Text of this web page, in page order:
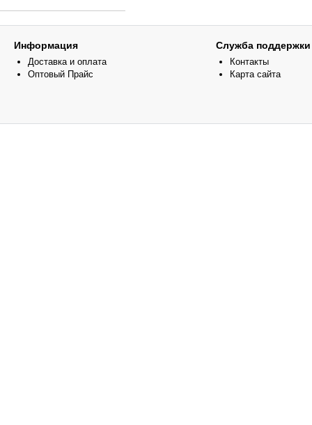
Информация
Доставка и оплата
Оптовый Прайс
Служба поддержки
Контакты
Карта сайта